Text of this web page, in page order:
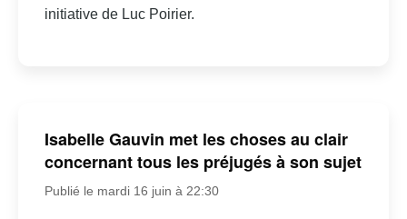
initiative de Luc Poirier.
Isabelle Gauvin met les choses au clair
concernant tous les préjugés à son sujet
Publié le mardi 16 juin à 22:30